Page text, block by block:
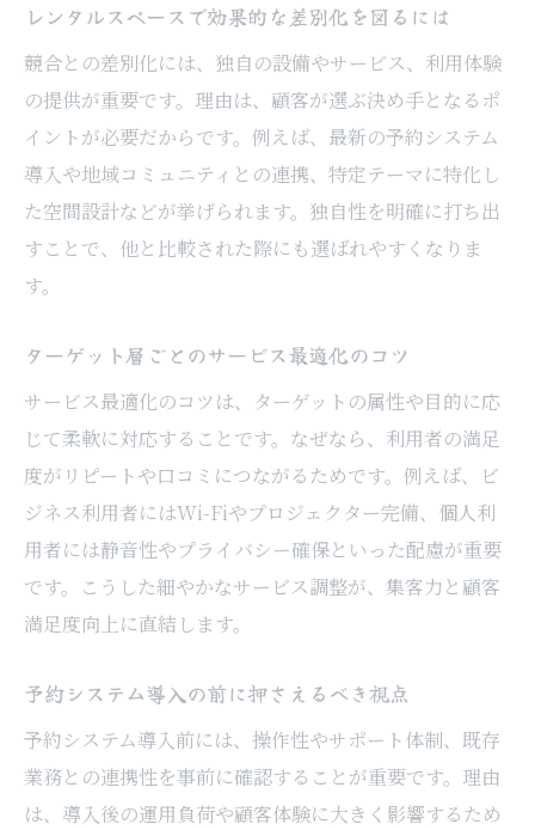
レンタルスペースで効果的な差別化を図るには
競合との差別化には、独自の設備やサービス、利用体験
の提供が重要です。理由は、顧客が選ぶ決め手となるポ
イントが必要だからです。例えば、最新の予約システム
導入や地域コミュニティとの連携、特定テーマに特化し
た空間設計などが挙げられます。独自性を明確に打ち出
すことで、他と比較された際にも選ばれやすくなりま
す。
ターゲット層ごとのサービス最適化のコツ
サービス最適化のコツは、ターゲットの属性や目的に応
じて柔軟に対応することです。なぜなら、利用者の満足
度がリピートや口コミにつながるためです。例えば、ビ
ジネス利用者にはWi-Fiやプロジェクター完備、個人利
用者には静音性やプライバシー確保といった配慮が重要
です。こうした細やかなサービス調整が、集客力と顧客
満足度向上に直結します。
予約システム導入の前に押さえるべき視点
予約システム導入前には、操作性やサポート体制、既存
業務との連携性を事前に確認することが重要です。理由
は、導入後の運用負荷や顧客体験に大きく影響するため